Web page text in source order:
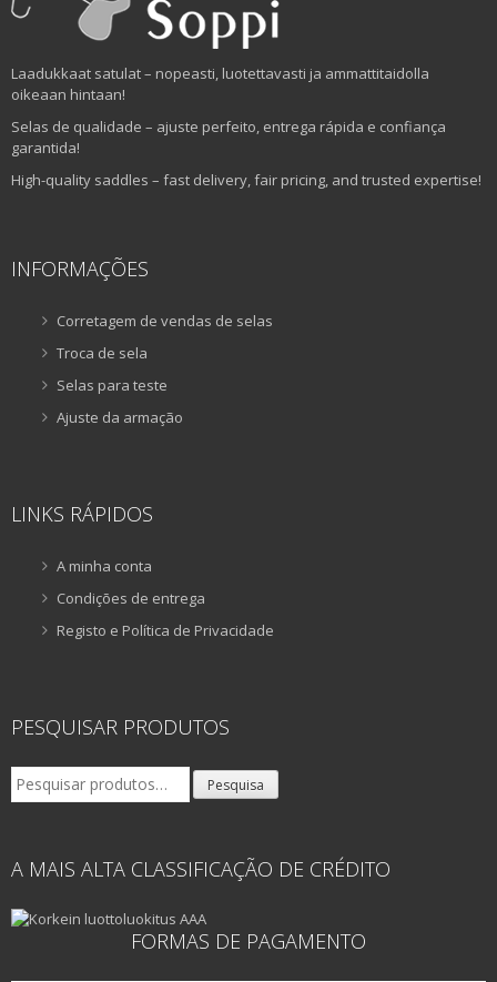
Laadukkaat satulat – nopeasti, luotettavasti ja ammattitaidolla
oikeaan hintaan!
Selas de qualidade – ajuste perfeito, entrega rápida e confiança
garantida!
High-quality saddles – fast delivery, fair pricing, and trusted expertise!
INFORMAÇÕES
Corretagem de vendas de selas
Troca de sela
Selas para teste
Ajuste da armação
LINKS RÁPIDOS
A minha conta
Condições de entrega
Registo e Política de Privacidade
PESQUISAR PRODUTOS
Pesquisar
por:
Pesquisa
A MAIS ALTA CLASSIFICAÇÃO DE CRÉDITO
FORMAS DE PAGAMENTO